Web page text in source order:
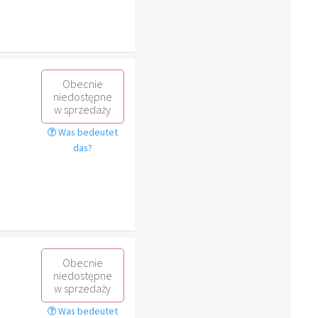
Obecnie
niedostępne
w sprzedaży
Was bedeutet
das?
Obecnie
niedostępne
w sprzedaży
Was bedeutet